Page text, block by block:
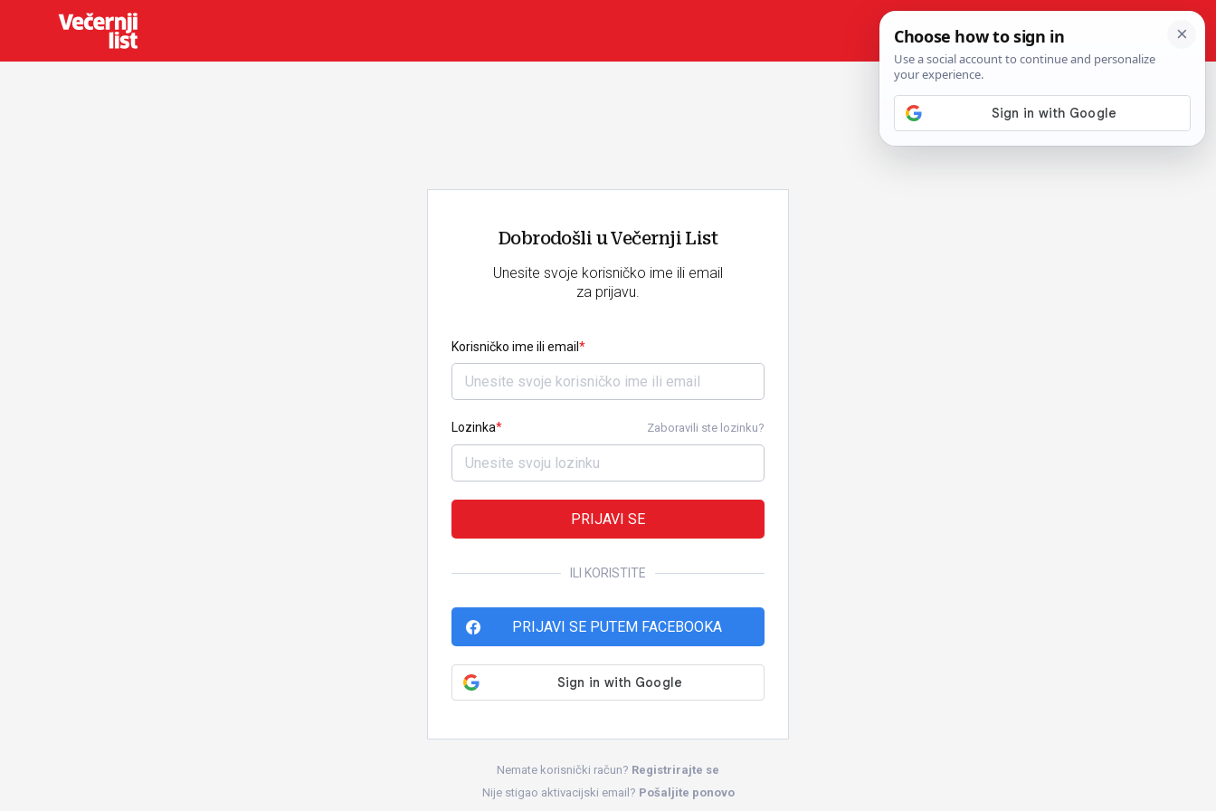
Dobrodošli u Večernji List
Unesite svoje korisničko ime ili email
za prijavu.
Korisničko ime ili email
Lozinka Zaboravili ste lozinku?
PRIJAVI SE
ILI KORISTITE
PRIJAVI SE PUTEM FACEBOOKA
Nemate korisnički račun? Registrirajte se
Nije stigao aktivacijski email? Pošaljite ponovo